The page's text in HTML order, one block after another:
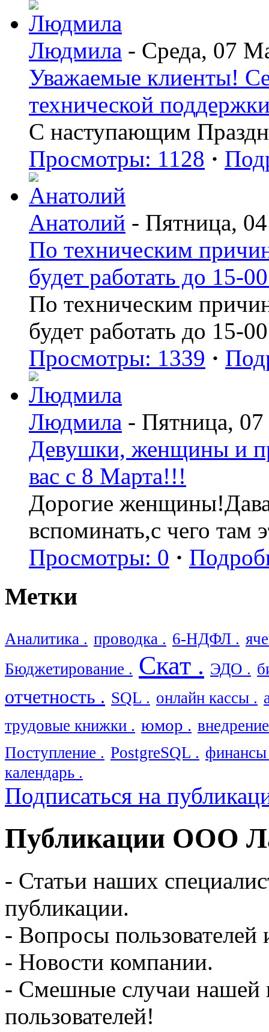
Людмила - Среда, 07
Уважаемые клиенты!
технической
С наступающим
Просмотры: 1128 ·
Анатолий - Пятница,
По техническим
будет работать до 15-
По техническим
будет работать до 15-00
Просмотры: 1339 ·
Людмила - Пятница,
Девушки, женщины и
вас с 8 Марта!!!
Дорогие
вспоминать,с чего там
Просмотры: 0 ·
Метки
Аналитика . проводка . 6-НДФЛ .
Бюджетирование . Скат . ЭДО .
отчетность . SQL . онлайн кассы .
трудовые книжки . юмор .
Поступление . PostgreSQL .
календарь .
Подписаться на
Публикации ООО
- Статьи наших
публикации.
- Вопросы пользователей
- Новости компании.
- Смешные случаи нашей
пользователей!